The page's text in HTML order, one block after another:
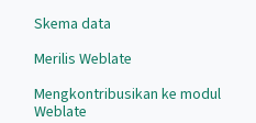
Skema data
Merilis Weblate
Mengkontribusikan ke modul
Weblate